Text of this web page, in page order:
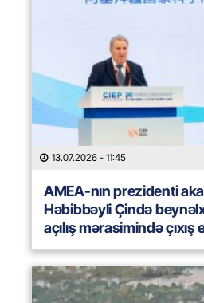
13.07.2026 - 11:45
AMEA-nın prezidenti
Həbibbəyli Çində
açılış mərasimində çıxış